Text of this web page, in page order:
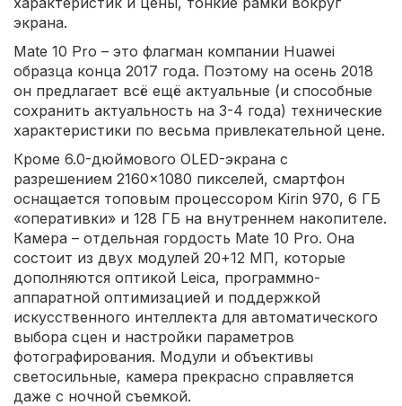
экрана.
Mate 10 Pro – это флагман компании Huawei
образца конца 2017 года. Поэтому на осень 2018
он предлагает всё ещё актуальные (и способные
сохранить актуальность на 3-4 года) технические
характеристики по весьма привлекательной цене.
Кроме 6.0-дюймового OLED-экрана с
разрешением 2160×1080 пикселей, смартфон
оснащается топовым процессором Kirin 970, 6 ГБ
«оперативки» и 128 ГБ на внутреннем накопителе.
Камера – отдельная гордость Mate 10 Pro. Она
состоит из двух модулей 20+12 МП, которые
дополняются оптикой Leica, программно-
аппаратной оптимизацией и поддержкой
искусственного интеллекта для автоматического
выбора сцен и настройки параметров
фотографирования. Модули и объективы
светосильные, камера прекрасно справляется
даже с ночной съемкой.